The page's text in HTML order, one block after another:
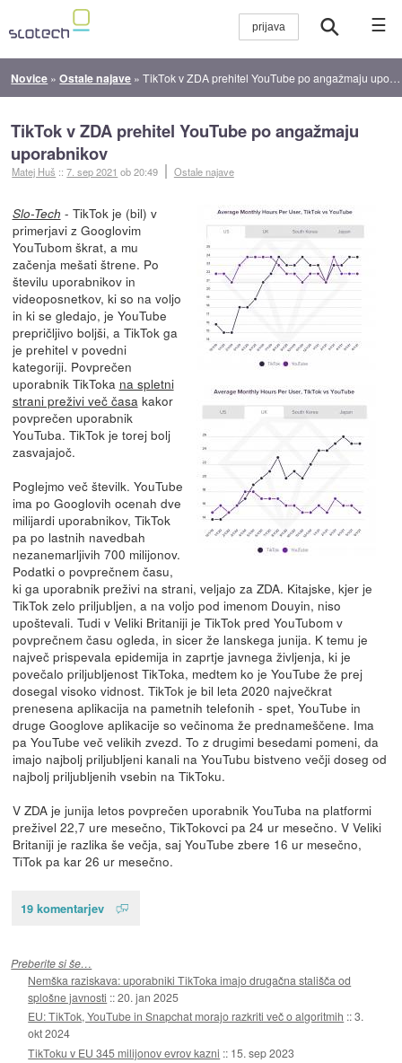
☰
Novice »Ostale najave »TikTok v ZDA prehitel YouTube po angažmaju uporabnikov
TikTok v ZDA prehitel YouTube po angažmaju
uporabnikov
Matej Huš ::7. sep 2021 ob 20:49 Ostale najave
Slo-Tech - TikTok je (bil) v
primerjavi z Googlovim
YouTubom škrat, a mu
začenja mešati štrene. Po
številu uporabnikov in
videoposnetkov, ki so na voljo
in ki se gledajo, je YouTube
prepričljivo boljši, a TikTok ga
je prehitel v povedni
kategoriji. Povprečen
uporabnik TikToka na spletni
strani preživi več časa kakor
povprečen uporabnik
YouTuba. TikTok je torej bolj
zasvajajoč.
Poglejmo več številk. YouTube
ima po Googlovih ocenah dve
milijardi uporabnikov, TikTok
pa po lastnih navedbah
nezanemarljivih 700 milijonov.
Podatki o povprečnem času,
ki ga uporabnik preživi na strani, veljajo za ZDA. Kitajske, kjer je
TikTok zelo priljubljen, a na voljo pod imenom Douyin, niso
upoštevali. Tudi v Veliki Britaniji je TikTok pred YouTubom v
povprečnem času ogleda, in sicer že lanskega junija. K temu je
največ prispevala epidemija in zaprtje javnega življenja, ki je
povečalo priljubljenost TikToka, medtem ko je YouTube že prej
dosegal visoko vidnost. TikTok je bil leta 2020 največkrat
prenesena aplikacija na pametnih telefonih - spet, YouTube in
druge Googlove aplikacije so večinoma že prednameščene. Ima
pa YouTube več velikih zvezd. To z drugimi besedami pomeni, da
imajo najbolj priljubljeni kanali na YouTubu bistveno večji doseg od
najbolj priljubljenih vsebin na TikToku.
V ZDA je junija letos povprečen uporabnik YouTuba na platformi
preživel 22,7 ure mesečno, TikTokovci pa 24 ur mesečno. V Veliki
Britaniji je razlika še večja, saj YouTube zbere 16 ur mesečno,
TiTok pa kar 26 ur mesečno.
19 komentarjev
Preberite si še…
Nemška raziskava: uporabniki TikToka imajo drugačna stališča od
splošne javnosti ::20. jan 2025
EU: TikTok, YouTube in Snapchat morajo razkriti več o algoritmih ::3.
okt 2024
TikToku v EU 345 milijonov evrov kazni :: 15. sep 2023